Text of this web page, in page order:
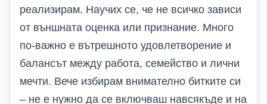
реализирам. Научих се, че не всичко зависи
от външната оценка или признание. Много
по-важно е вътрешното удовлетворение и
балансът между работа, семейство и лични
мечти. Вече избирам внимателно битките си
– не е нужно да се включваш навсякъде и на